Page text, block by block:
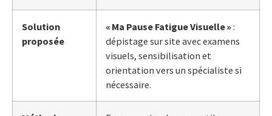
Solution
proposée
« Ma Pause Fatigue Visuelle » :
dépistage sur site avec examens
visuels, sensibilisation et
orientation vers un spécialiste si
nécessaire.